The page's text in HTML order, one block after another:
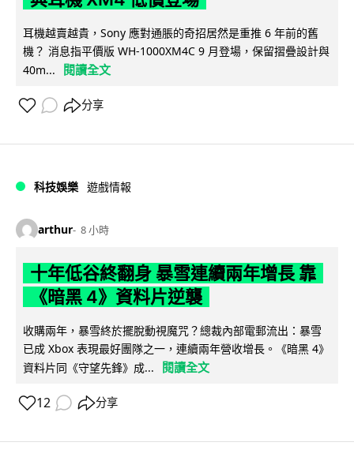
耳機越賣越貴，Sony 應對通脹的奇招居然是重推 6 年前的舊
機？ 消息指平價版 WH-1000XM4C 9 月登場，保留摺疊設計與
40m...
閱讀全文
分享
科技娛樂 遊戲情報
arthur 8 小時
十年低谷終翻身 暴雪連續兩年增長 靠
《暗黑 4》資料片逆襲
收購兩年，暴雪終於擺脫動視魔咒？總裁內部電郵流出：暴雪
已成 Xbox 表現最好團隊之一，連續兩年營收增長。《暗黑 4》
資料片同《守望先鋒》成...
閱讀全文
12 分享